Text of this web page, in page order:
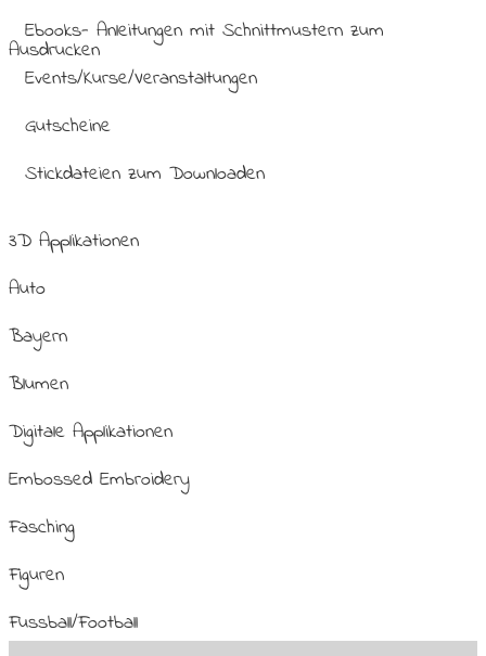
Ebooks- Anleitungen mit Schnittmustern zum
Ausdrucken
Events/Kurse/Veranstaltungen
Gutscheine
Stickdateien zum Downloaden
3D Applikationen
Auto
Bayern
Blumen
Digitale Applikationen
Embossed Embroidery
Fasching
Figuren
Fussball/Football